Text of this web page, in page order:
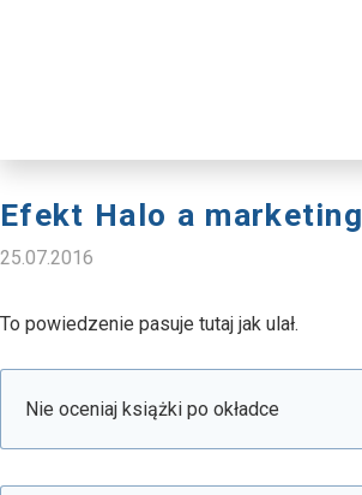
Efekt Halo a marketing
25.07.2016
To powiedzenie pasuje tutaj jak ulał.
Nie oceniaj książki po okładce